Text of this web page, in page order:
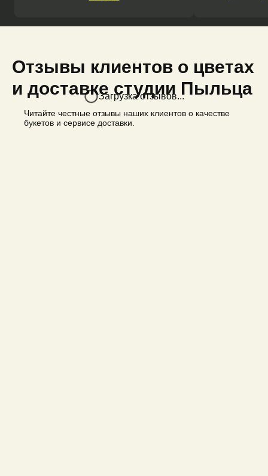
Отзывы клиентов о цветах
и доставке студии Пыльца
Читайте честные отзывы наших клиентов о качестве
букетов и сервисе доставки.
Загрузка отзывов...